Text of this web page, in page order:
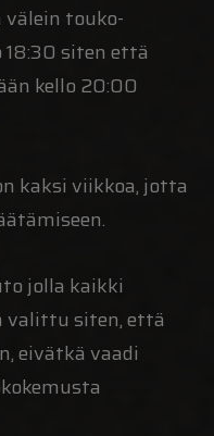
touko-
18:30 siten että
kello 20:00
kaksi viikkoa, jotta
jolla kaikki
valittu siten, että
eivätkä vaadi